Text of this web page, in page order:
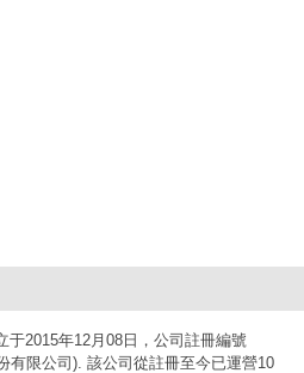
于2015年12月08日，公司註冊編號
有限公司). 該公司從註冊至今已運營10